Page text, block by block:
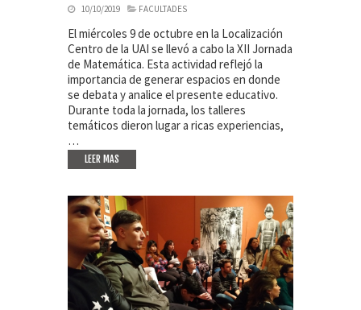
10/10/2019 FACULTADES
El miércoles 9 de octubre en la Localización
Centro de la UAI se llevó a cabo la XII Jornada
de Matemática. Esta actividad reflejó la
importancia de generar espacios en donde
se debata y analice el presente educativo.
Durante toda la jornada, los talleres
temáticos dieron lugar a ricas experiencias,
…
LEER MAS